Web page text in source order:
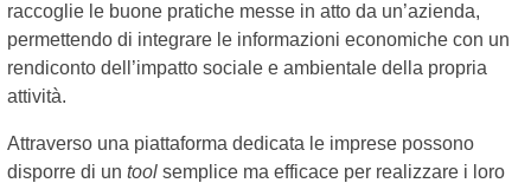
raccoglie le buone pratiche messe in atto da un’azienda,
permettendo di integrare le informazioni economiche con un
rendiconto dell’impatto sociale e ambientale della propria
attività.
Attraverso una piattaforma dedicata le imprese possono
disporre di un tool semplice ma efficace per realizzare i loro